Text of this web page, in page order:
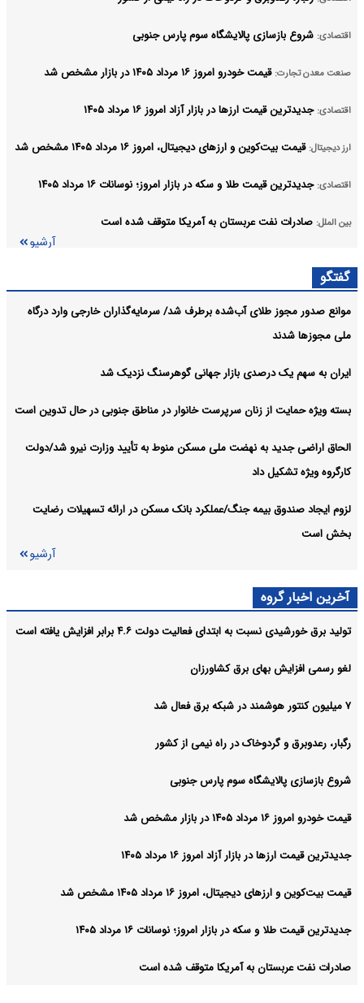
اقتصادی: شروع بازسازی پالایشگاه سوم پارس جنوبی
صنعت معدن تجارت: قیمت خودرو امروز ۱۶ مرداد ۱۴۰۵ در بازار مشخص شد
اقتصادی: جدیدترین قیمت ارزها در بازار آزاد امروز ۱۶ مرداد ۱۴۰۵
ارز دیجیتال: قیمت بیت‌کوین و ارز‌های دیجیتال، امروز ۱۶ مرداد ۱۴۰۵ مشخص شد
اقتصادی: جدیدترین قیمت طلا و سکه در بازار امروز؛ نوسانات ۱۶ مرداد ۱۴۰۵
بین الملل: صادرات نفت عربستان به آمریکا متوقف شده است
آرشیو
گفتگو
موانع صدور مجوز طلای آب‌شده برطرف شد/ سرمایه‌گذاران خارجی وارد درگاه
ملی مجوزها شدند
ایران به سهم یک‌ درصدی بازار جهانی گوهرسنگ نزدیک شد
بسته ویژه حمایت از زنان سرپرست خانوار در مناطق جنوبی در حال تدوین است
الحاق اراضی جدید به نهضت ملی مسکن منوط به تأیید وزارت نیرو شد/دولت
کارگروه ویژه تشکیل داد
لزوم ایجاد صندوق بیمه جنگ/عملکرد بانک مسکن در ارائه تسهیلات رضایت
بخش است
آرشیو
آخرین اخبار گروه
تولید برق خورشیدی نسبت به ابتدای فعالیت دولت ۴.۶ برابر افزایش یافته است
لغو رسمی افزایش بهای برق کشاورزان
۷ میلیون کنتور هوشمند در شبکه برق فعال شد
رگبار، رعدوبرق و گردوخاک در راه نیمی از کشور
شروع بازسازی پالایشگاه سوم پارس جنوبی
قیمت خودرو امروز ۱۶ مرداد ۱۴۰۵ در بازار مشخص شد
جدیدترین قیمت ارزها در بازار آزاد امروز ۱۶ مرداد ۱۴۰۵
قیمت بیت‌کوین و ارز‌های دیجیتال، امروز ۱۶ مرداد ۱۴۰۵ مشخص شد
جدیدترین قیمت طلا و سکه در بازار امروز؛ نوسانات ۱۶ مرداد ۱۴۰۵
صادرات نفت عربستان به آمریکا متوقف شده است